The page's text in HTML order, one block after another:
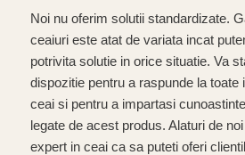
Noi nu oferim solutii standardizate.
ceaiuri este atat de variata incat
potrivita solutie in orice situatie. Va
dispozitie pentru a raspunde la toate
ceai si pentru a impartasi
legate de acest produs. Alaturi de
expert in ceai ca sa puteti oferi